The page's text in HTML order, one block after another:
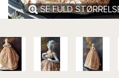
SE FULD